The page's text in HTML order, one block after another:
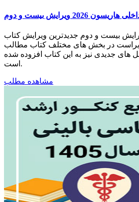
ویرایش بیست و دوم
هاریسون 2026 ویرایش بیست و دوم جدیدترین ویرایش کتاب
در بخش های مختلف کتاب مطالب
های جدیدی نیز به این کتاب افزوده شده
است.
مشاهده مطلب